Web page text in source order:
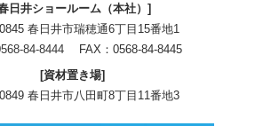
日井ショールーム（本社）]
春日井市瑞穂通6丁目15番地1
84-8444 FAX：0568-84-8445
[資材置き場]
春日井市八田町8丁目11番地3